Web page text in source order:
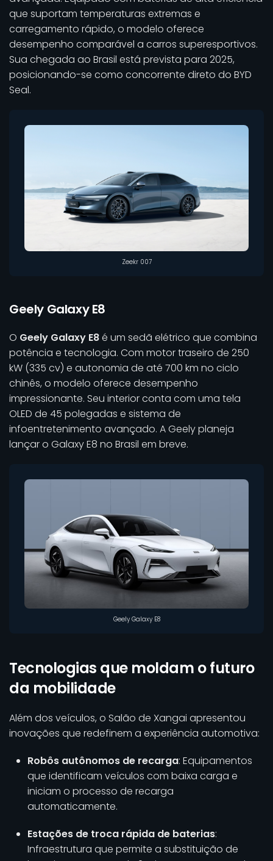
que suportam temperaturas extremas e
carregamento rápido, o modelo oferece
desempenho comparável a carros superesportivos.
Sua chegada ao Brasil está prevista para 2025,
posicionando-se como concorrente direto do BYD
Seal.
Zeekr 007
Geely Galaxy E8
O Geely Galaxy E8é um sedã elétrico que combina
potência e tecnologia. Com motor traseiro de 250
kW (335 cv) e autonomia de até 700 km no ciclo
chinês, o modelo oferece desempenho
impressionante. Seu interior conta com uma tela
OLED de 45 polegadas e sistema de
infoentretenimento avançado. A Geely planeja
lançar o Galaxy E8 no Brasil em breve.
Geely Galaxy E8
Tecnologias que moldam o futuro
da mobilidade
Além dos veículos, o Salão de Xangai apresentou
inovações que redefinem a experiência automotiva:
Robôs autônomos de recarga: Equipamentos
que identificam veículos com baixa carga e
iniciam o processo de recarga
automaticamente.
Estações de troca rápida de baterias:
Infraestrutura que permite a substituição de